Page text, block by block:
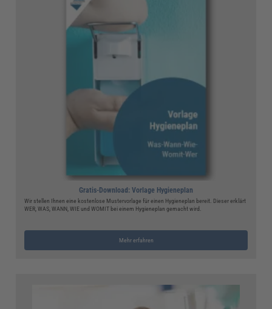
Gratis-Download: Vorlage Hygieneplan
Wir stellen Ihnen eine kostenlose Mustervorlage für einen Hygieneplan bereit. Dieser erklärt
WER, WAS, WANN, WIE und WOMIT bei einem Hygieneplan gemacht wird.
Mehr erfahren